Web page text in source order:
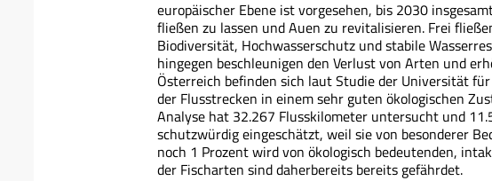
europäischer Ebene ist vorgesehen, bis 2030
fließen zu lassen und Auen zu revitalisieren. Frei
Biodiversität, Hochwasserschutz und stabile
hingegen beschleunigen den Verlust von Arten und
Österreich befinden sich laut Studie der Universität
der Flusstrecken in einem sehr guten ökologischen
Analyse hat 32.267 Flusskilometer untersucht und
schutzwürdig eingeschätzt, weil sie von besonderer
noch 1 Prozent wird von ökologisch bedeutenden,
der Fischarten sind daherbereits bereits gefährdet.